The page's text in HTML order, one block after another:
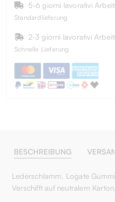
5-6 giorni lavorativi
Standardlieferung
2-3 giorni lavorativi
Schnelle Lieferung
BESCHREIBUNG
Lederschlamm. Logate
Verschifft auf neutralem Karton.